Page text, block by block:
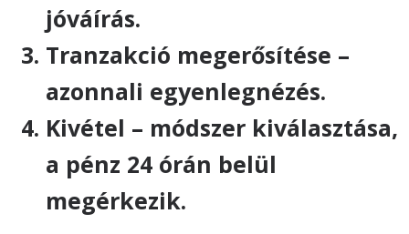
jóváírás.
Tranzakció megerősítése –
azonnali egyenlegnézés.
Kivétel – módszer kiválasztása,
a pénz 24 órán belül
megérkezik.